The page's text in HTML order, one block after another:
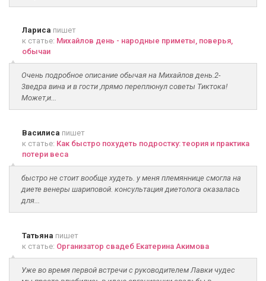
Лариса пишет
к статье: Михайлов день - народные приметы, поверья,
обычаи
Очень подробное описание обычая на Михайлов день.2-
3ведра вина и в гости ,прямо переплюнул советы Тиктока!
Может,и...
Василиса пишет
к статье: Как быстро похудеть подростку: теория и практика
потери веса
быстро не стоит вообще худеть. у меня племяннице смогла на
диете венеры шариповой. консультация диетолога оказалась
для...
Татьяна пишет
к статье: Организатор свадеб Екатерина Акимова
Уже во время первой встречи с руководителем Лавки чудес